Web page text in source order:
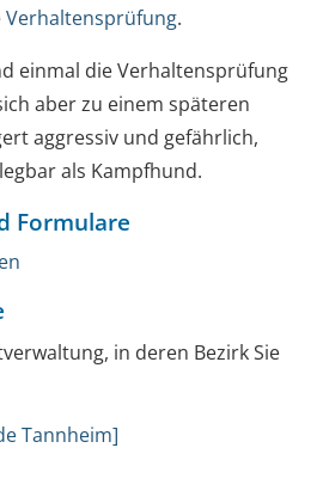
Verhaltensprüfung.
einmal die Verhaltensprüfung
aber zu einem späteren
aggressiv und gefährlich,
als Kampfhund.
Formulare
in deren Bezirk Sie
Tannheim]